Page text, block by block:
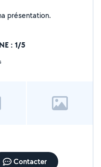
Je n'ai pas encore renseigné ma présentation.
: 1/5
Contacter